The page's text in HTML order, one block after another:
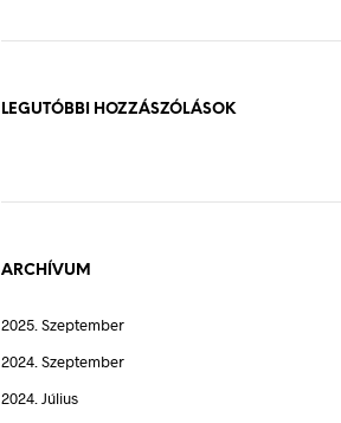
LEGUTÓBBI HOZZÁSZÓLÁSOK
ARCHÍVUM
2025. Szeptember
2024. Szeptember
2024. Július